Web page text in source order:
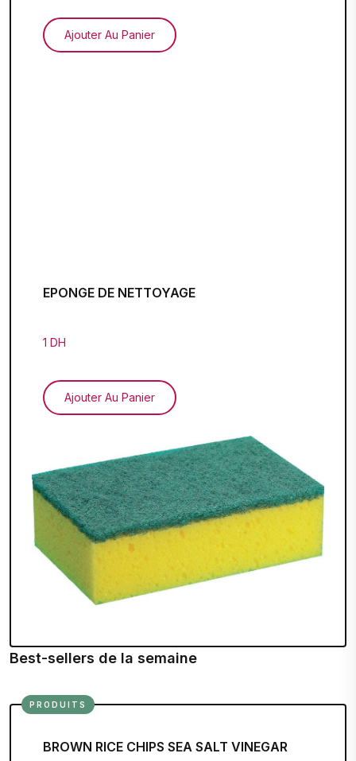
Ajouter Au Panier
EPONGE DE NETTOYAGE
1 DH
Ajouter Au Panier
Best-sellers de la semaine
PRODUITS
BROWN RICE CHIPS SEA SALT VINEGAR